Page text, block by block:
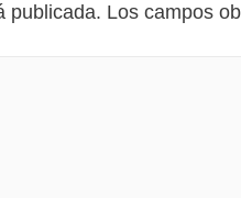
publicada. Los campos